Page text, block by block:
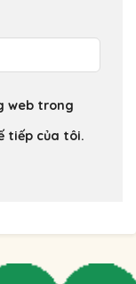
web trong
tiếp của tôi.